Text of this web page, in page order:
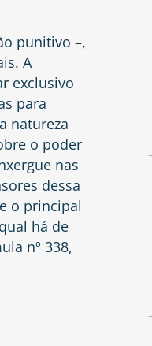
punitivo –,
A
exclusivo
para
natureza
o poder
nas
dessa
o principal
há de
nº 338,